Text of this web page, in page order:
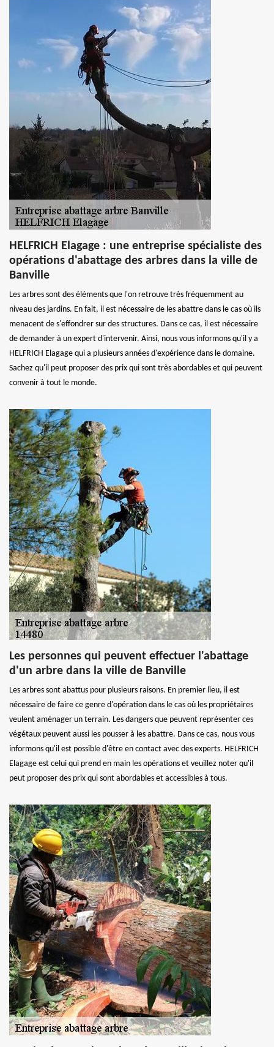
HELFRICH Elagage : une entreprise spécialiste des
opérations d'abattage des arbres dans la ville de
Banville
Les arbres sont des éléments que l'on retrouve très fréquemment au
niveau des jardins. En fait, il est nécessaire de les abattre dans le cas où ils
menacent de s'effondrer sur des structures. Dans ce cas, il est nécessaire
de demander à un expert d'intervenir. Ainsi, nous vous informons qu'il y a
HELFRICH Elagage qui a plusieurs années d'expérience dans le domaine.
Sachez qu'il peut proposer des prix qui sont très abordables et qui peuvent
convenir à tout le monde.
Les personnes qui peuvent effectuer l'abattage
d'un arbre dans la ville de Banville
Les arbres sont abattus pour plusieurs raisons. En premier lieu, il est
nécessaire de faire ce genre d'opération dans le cas où les propriétaires
veulent aménager un terrain. Les dangers que peuvent représenter ces
végétaux peuvent aussi les pousser à les abattre. Dans ce cas, nous vous
informons qu'il est possible d'être en contact avec des experts. HELFRICH
Elagage est celui qui prend en main les opérations et veuillez noter qu'il
peut proposer des prix qui sont abordables et accessibles à tous.